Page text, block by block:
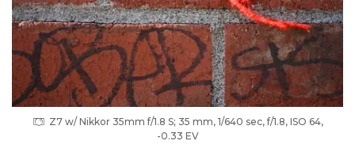
Z7 w/ Nikkor 35mm f/1.8 S; 35 mm, 1/640 sec, f/1.8, ISO 64,
-0.33 EV